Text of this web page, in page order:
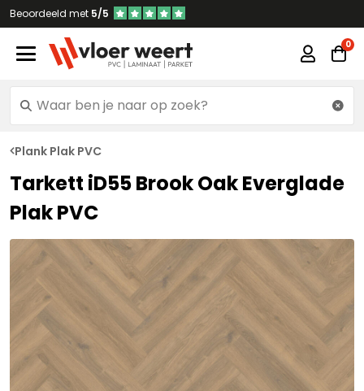
Beoordeeld met 5/5
Plank Plak PVC
Tarkett iD55 Brook Oak Everglade
Plak PVC